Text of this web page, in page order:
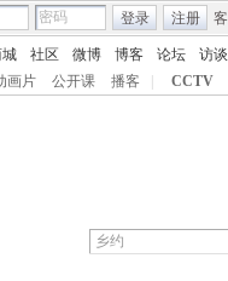
登录 注册
社区 微博 博客 论坛 访谈
画片 公开课 播客 CCTV